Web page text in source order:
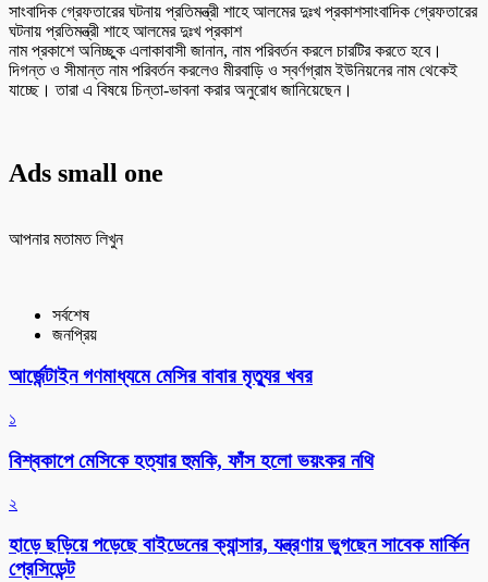
সাংবাদিক গ্রেফতারের ঘটনায় প্রতিমন্ত্রী শাহে আলমের দুঃখ প্রকাশসাংবাদিক গ্রেফতারের
ঘটনায় প্রতিমন্ত্রী শাহে আলমের দুঃখ প্রকাশ
নাম প্রকাশে অনিচ্ছুক এলাকাবাসী জানান, নাম পরিবর্তন করলে চারটির করতে হবে।
দিগন্ত ও সীমান্ত নাম পরিবর্তন করলেও মীরবাড়ি ও স্বর্ণগ্রাম ইউনিয়নের নাম থেকেই
যাচ্ছে। তারা এ বিষয়ে চিন্তা-ভাবনা করার অনুরোধ জানিয়েছেন।
Ads small one
আপনার মতামত লিখুন
সর্বশেষ
জনপ্রিয়
আর্জেন্টাইন গণমাধ্যমে মেসির বাবার মৃত্যুর খবর
১
বিশ্বকাপে মেসিকে হত্যার হুমকি, ফাঁস হলো ভয়ংকর নথি
২
হাড়ে ছড়িয়ে পড়েছে বাইডেনের ক্যান্সার, যন্ত্রণায় ভুগছেন সাবেক মার্কিন
প্রেসিডেন্ট